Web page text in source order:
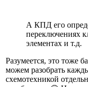
А КПД его
переключениях
элементах и т.д.
Разумеется, это тоже
можем разобрать
схемотехникой